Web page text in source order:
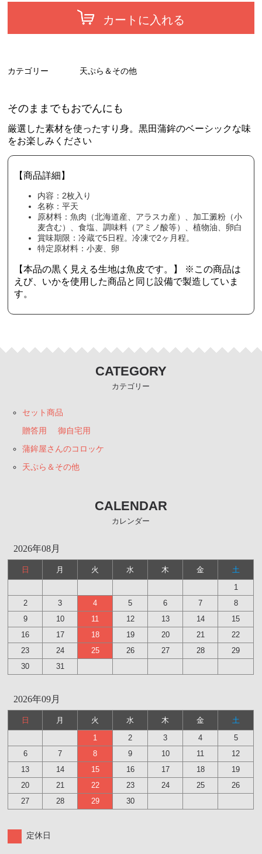
カートに入れる
カテゴリー 天ぷら＆その他
そのままでもおでんにも
厳選した素材を使ったすり身。黒田蒲鉾のベーシックな味
をお楽しみください
【商品詳細】
内容：2枚入り
名称：平天
原材料：魚肉（北海道産、アラスカ産）、加工澱粉（小
麦含む）、食塩、調味料（アミノ酸等）、植物油、卵白
賞味期限：冷蔵で5日程。冷凍で2ヶ月程。
特定原材料：小麦、卵
【本品の黒く見える生地は魚皮です。】 ※この商品は
えび、いかを使用した商品と同じ設備で製造していま
す。
CATEGORY
カテゴリー
セット商品
贈答用
御自宅用
蒲鉾屋さんのコロッケ
天ぷら＆その他
CALENDAR
カレンダー
2026年08月
日 月 火 水 木 金
土
1
2
3 4 5 6 7
8
9
10 11 12 13 14
15
16
17 18 19 20 21
22
23
24 25 26 27 28
29
30
31
2026年09月
日 月 火 水 木 金
土
1
2 3 4
5
6
7 8 9 10 11
12
13
14 15 16 17 18
19
20
21 22 23 24 25
26
27
28 29 30
定休日